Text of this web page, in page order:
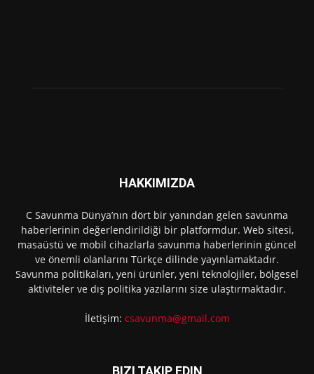
HAKKIMIZDA
C Savunma Dünya’nın dört bir yanından gelen savunma
haberlerinin değerlendirildiği bir platformdur. Web sitesi,
masaüstü ve mobil cihazlarla savunma haberlerinin güncel
ve önemli olanlarını Türkçe dilinde yayınlamaktadır.
Savunma politikaları, yeni ürünler, yeni teknolojiler, bölgesel
aktiviteler ve dış politika yazılarını size ulaştırmaktadır.
İletişim: csavunma@gmail.com
BIZI TAKIP EDIN